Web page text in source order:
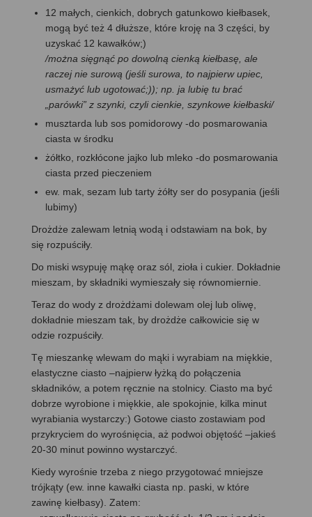
12 małych, cienkich, dobrych gatunkowo kiełbasek,
mogą być też 4 dłuższe, które kroję na 3 części, by
uzyskać 12 kawałków;)
/można sięgnąć po dowolną cienką kiełbasę, ale
raczej nie surową (jeśli surowa, to najpierw upiec,
usmażyć lub ugotować;)); np. ja lubię tu brać
„parówki” z szynki, czyli cienkie, szynkowe kiełbaski/
musztarda lub sos pomidorowy -do posmarowania
ciasta w środku
żółtko, rozkłócone jajko lub mleko -do posmarowania
ciasta przed pieczeniem
ew. mak, sezam lub tarty żółty ser do posypania (jeśli
lubimy)
Drożdże zalewam letnią wodą i odstawiam na bok, by
się rozpuściły.
Do miski wsypuję mąkę oraz sól, zioła i cukier. Dokładnie
mieszam, by składniki wymieszały się równomiernie.
Teraz do wody z drożdżami dolewam olej lub oliwę,
dokładnie mieszam tak, by drożdże całkowicie się w
odzie rozpuściły.
Tę mieszankę wlewam do mąki i wyrabiam na miękkie,
elastyczne ciasto –najpierw łyżką do połączenia
składników, a potem ręcznie na stolnicy. Ciasto ma być
dobrze wyrobione i miękkie, ale spokojnie, kilka minut
wyrabiania wystarczy:) Gotowe ciasto zostawiam pod
przykryciem do wyrośnięcia, aż podwoi objętość –jakieś
20-30 minut powinno wystarczyć.
Kiedy wyrośnie trzeba z niego przygotować mniejsze
trójkąty (ew. inne kawałki ciasta np. paski, w które
zawinę kiełbasy). Zatem: